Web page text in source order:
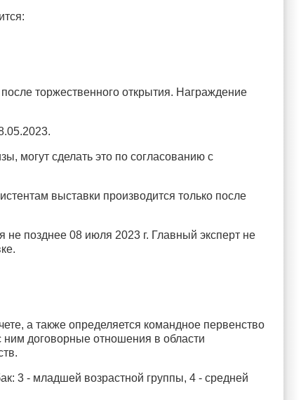
торжественного открытия. Награждение
могут сделать это по согласованию с
выставки производится только после
не позднее 08 июля 2023 г. Главный эксперт не
а также определяется командное первенство
договорные отношения в области
3 - младшей возрастной группы, 4 - средней